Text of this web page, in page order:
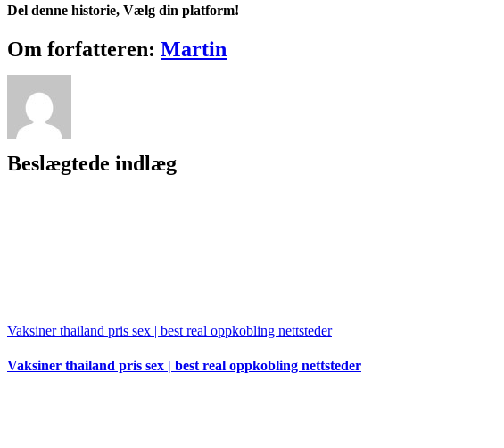
Del denne historie, Vælg din platform!
Facebook
X
Reddit
LinkedIn
WhatsApp
Tumblr
Pinterest
Vk
Xing
E-
mail
Om forfatteren: Martin
Beslægtede indlæg
Vaksiner thailand pris sex | best real oppkobling nettsteder
Vaksiner thailand pris sex | best real oppkobling nettsteder